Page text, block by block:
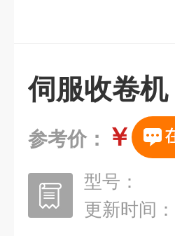
伺服收卷机
参考价： ￥
型号：
更新时间：